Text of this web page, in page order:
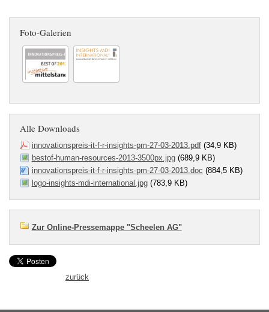
Foto-Galerien
Alle Downloads
innovationspreis-it-f-r-insights-pm-27-03-2013.pdf(34,9 KB)
bestof-human-resources-2013-3500px.jpg(689,9 KB)
innovationspreis-it-f-r-insights-pm-27-03-2013.doc (884,5 KB)
logo-insights-mdi-international.jpg(783,9 KB)
Zur Online-Pressemappe "Scheelen AG"
zurück